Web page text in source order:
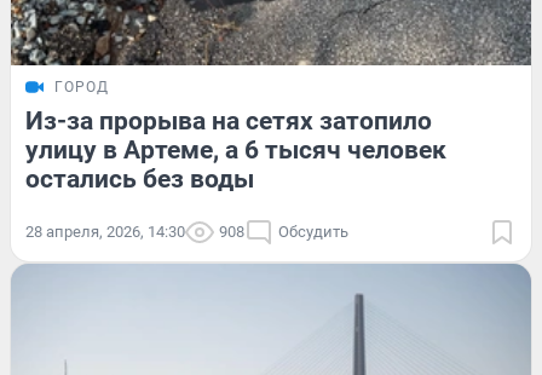
ГОРОД
Из-за прорыва на сетях затопило
улицу в Артеме, а 6 тысяч человек
остались без воды
28 апреля, 2026, 14:30 908 Обсудить